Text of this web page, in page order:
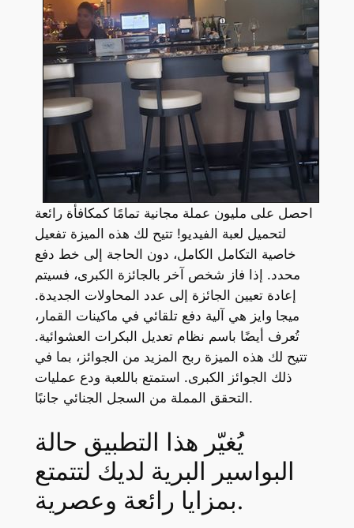
احصل على مليون عملة مجانية تمامًا كمكافأة رائعة
لتحميل لعبة الفيديو! تتيح لك هذه الميزة تفعيل
خاصية التكامل الكامل، دون الحاجة إلى خط دفع
محدد. إذا فاز شخص آخر بالجائزة الكبرى، فسيتم
إعادة تعيين الجائزة إلى عدد المحاولات الجديدة.
ميجا وايز هي آلية دفع تلقائي في ماكينات القمار،
تُعرف أيضًا باسم نظام تعديل البكرات العشوائية.
تتيح لك هذه الميزة ربح المزيد من الجوائز، بما في
ذلك الجوائز الكبرى. استمتع باللعبة ودع عمليات
التحقق المملة من السجل الجنائي جانبًا.
يُغيّر هذا التطبيق حالة
البواسير البرية لديك لتتمتع
بمزايا رائعة وعصرية.